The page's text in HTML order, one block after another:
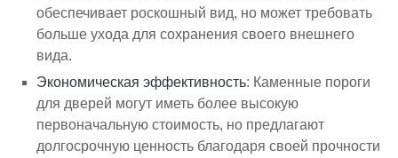
обеспечивает роскошный вид, но может требовать
больше ухода для сохранения своего внешнего
вида.
Экономическая эффективность: Каменные пороги
для дверей могут иметь более высокую
первоначальную стоимость, но предлагают
долгосрочную ценность благодаря своей прочности